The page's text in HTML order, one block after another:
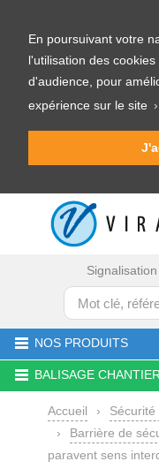
En poursuivant votre
l'utilisation des
d'audience, pour
expérience sur le site
NOS PRODUITS
BALISAGE CHANTIER
Accueil ›
›
Barrière de
paravent sens